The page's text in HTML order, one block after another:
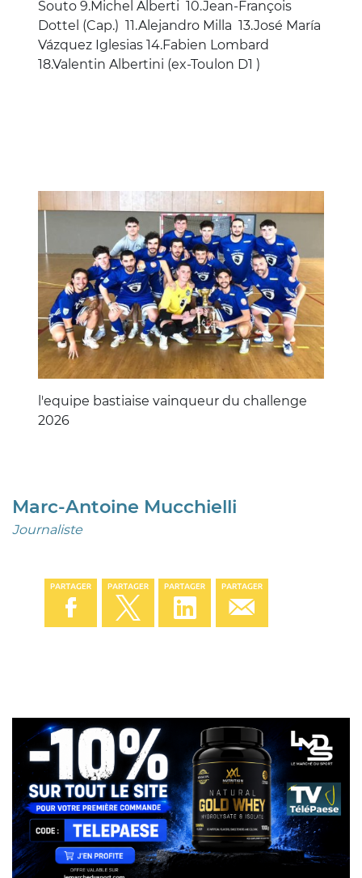
Souto 9.Michel Alberti 10.Jean-François
Dottel (Cap.) 11.Alejandro Milla 13.José María
Vázquez Iglesias 14.Fabien Lombard
18.Valentin Albertini (ex-Toulon D1 )
Description
l'equipe bastiaise vainqueur du challenge
2026
Marc-Antoine Mucchielli
Journaliste